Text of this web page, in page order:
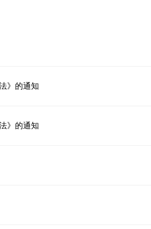
》的通知
》的通知